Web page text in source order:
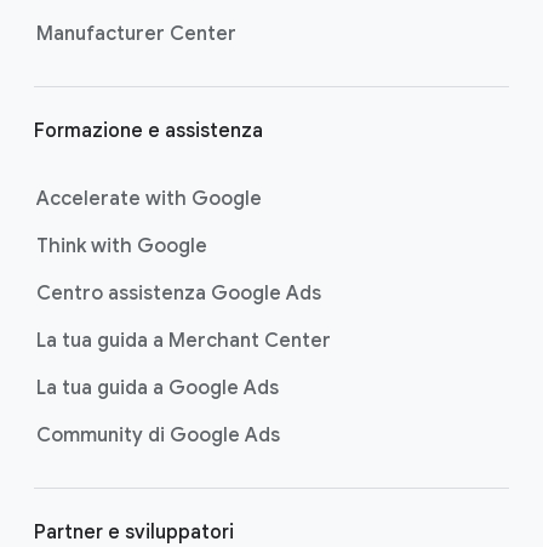
Manufacturer Center
Formazione e assistenza
Accelerate with Google
Think with Google
Centro assistenza Google Ads
La tua guida a Merchant Center
La tua guida a Google Ads
Community di Google Ads
Partner e sviluppatori